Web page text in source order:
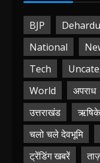
BJP
National
Tech
World
अपराध
उत्तराखंड
चलो चले देवभूमि
ट्रेंडिंग खबरें